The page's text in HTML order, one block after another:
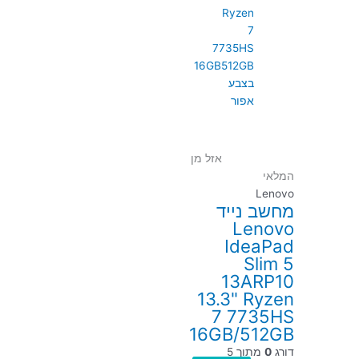
אזל מן
המלאי
Lenovo
מחשב נייד
Lenovo
IdeaPad
Slim 5
13ARP10
13.3" Ryzen
7 7735HS
16GB/512GB
דורג0 מתוך 5